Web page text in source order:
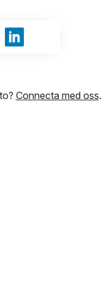
Logga in med
Connecta med oss.